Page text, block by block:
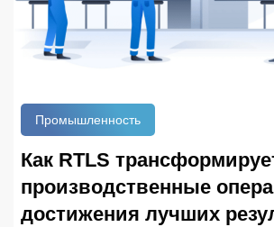
Промышленность
Как RTLS
производственные
достижения лучших